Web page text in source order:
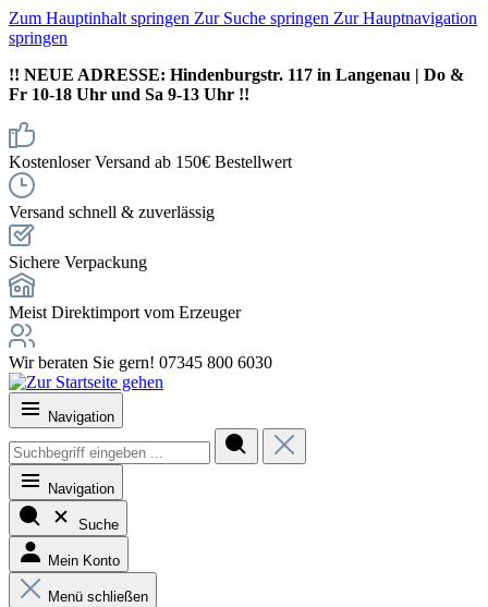
Zum Hauptinhalt springen Zur Suche springen Zur Hauptnavigation
springen
!! NEUE ADRESSE: Hindenburgstr. 117 in Langenau | Do &
Fr 10-18 Uhr und Sa 9-13 Uhr !!
Kostenloser Versand ab 150€ Bestellwert
Versand schnell & zuverlässig
Sichere Verpackung
Meist Direktimport vom Erzeuger
Wir beraten Sie gern! 07345 800 6030
Navigation
Navigation
Suche
Mein Konto
Menü schließen